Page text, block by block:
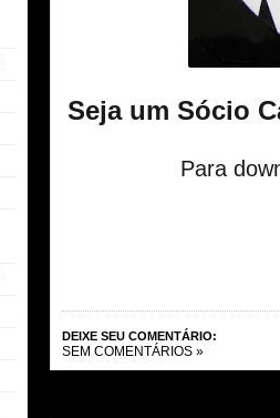
Seja um Sócio
Para
DEIXE SEU COMENTÁRIO:
SEM COMENTÁRIOS »